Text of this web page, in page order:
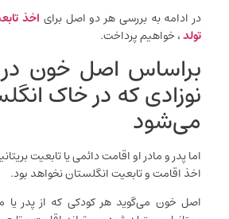
در ادامه به بررسی هر دو اصل برای اخذ
تولد، خواهیم پرداخت.
براساس اصل خون در
نوزادی که در خاک
می‌شود
اما پدر و مادر او اقامت دائمی یا تابعیت
اخذ اقامت و تابعیت انگلستان نخواهد بود.
اصل خون می‌گوید هر کودکی که از پدر یا